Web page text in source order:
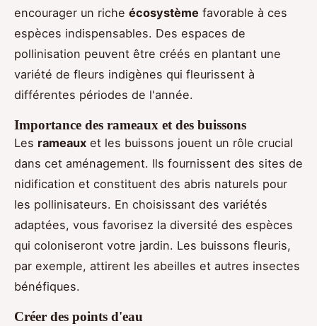
encourager un riche écosystème favorable à ces
espèces indispensables. Des espaces de
pollinisation peuvent être créés en plantant une
variété de fleurs indigènes qui fleurissent à
différentes périodes de l'année.
Importance des rameaux et des buissons
Les rameaux et les buissons jouent un rôle crucial
dans cet aménagement. Ils fournissent des sites de
nidification et constituent des abris naturels pour
les pollinisateurs. En choisissant des variétés
adaptées, vous favorisez la diversité des espèces
qui coloniseront votre jardin. Les buissons fleuris,
par exemple, attirent les abeilles et autres insectes
bénéfiques.
Créer des points d'eau